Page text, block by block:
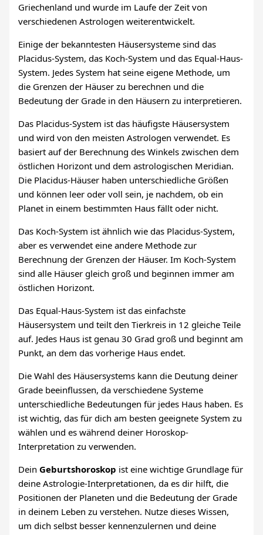
Griechenland und wurde im Laufe der Zeit von
verschiedenen Astrologen weiterentwickelt.
Einige der bekanntesten Häusersysteme sind das
Placidus-System, das Koch-System und das Equal-Haus-
System. Jedes System hat seine eigene Methode, um
die Grenzen der Häuser zu berechnen und die
Bedeutung der Grade in den Häusern zu interpretieren.
Das Placidus-System ist das häufigste Häusersystem
und wird von den meisten Astrologen verwendet. Es
basiert auf der Berechnung des Winkels zwischen dem
östlichen Horizont und dem astrologischen Meridian.
Die Placidus-Häuser haben unterschiedliche Größen
und können leer oder voll sein, je nachdem, ob ein
Planet in einem bestimmten Haus fällt oder nicht.
Das Koch-System ist ähnlich wie das Placidus-System,
aber es verwendet eine andere Methode zur
Berechnung der Grenzen der Häuser. Im Koch-System
sind alle Häuser gleich groß und beginnen immer am
östlichen Horizont.
Das Equal-Haus-System ist das einfachste
Häusersystem und teilt den Tierkreis in 12 gleiche Teile
auf. Jedes Haus ist genau 30 Grad groß und beginnt am
Punkt, an dem das vorherige Haus endet.
Die Wahl des Häusersystems kann die Deutung deiner
Grade beeinflussen, da verschiedene Systeme
unterschiedliche Bedeutungen für jedes Haus haben. Es
ist wichtig, das für dich am besten geeignete System zu
wählen und es während deiner Horoskop-
Interpretation zu verwenden.
Dein Geburtshoroskop ist eine wichtige Grundlage für
deine Astrologie-Interpretationen, da es dir hilft, die
Positionen der Planeten und die Bedeutung der Grade
in deinem Leben zu verstehen. Nutze dieses Wissen,
um dich selbst besser kennenzulernen und deine